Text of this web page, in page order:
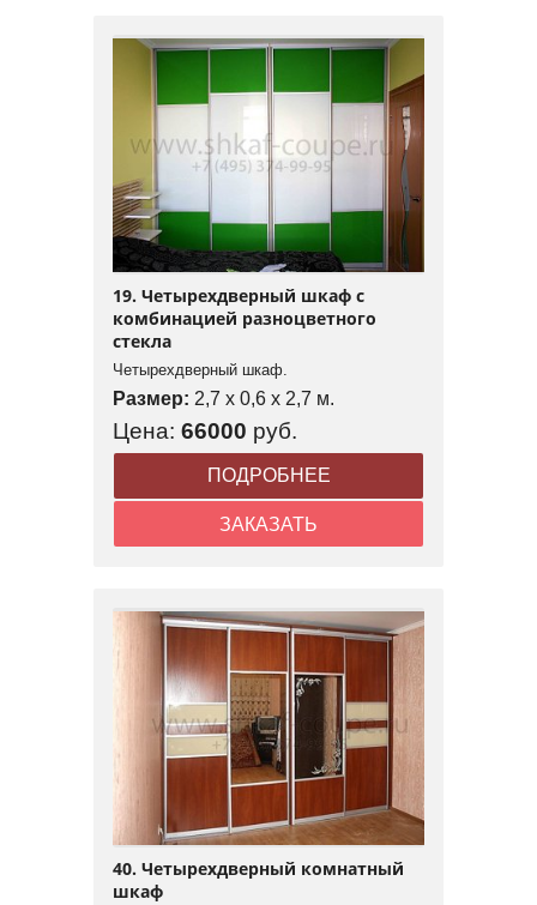
19. Четырехдверный шкаф с
комбинацией разноцветного
стекла
Четырехдверный шкаф.
Размер: 2,7 x 0,6 x 2,7 м.
Цена: 66000 руб.
ПОДРОБНЕЕ
ЗАКАЗАТЬ
40. Четырехдверный комнатный
шкаф